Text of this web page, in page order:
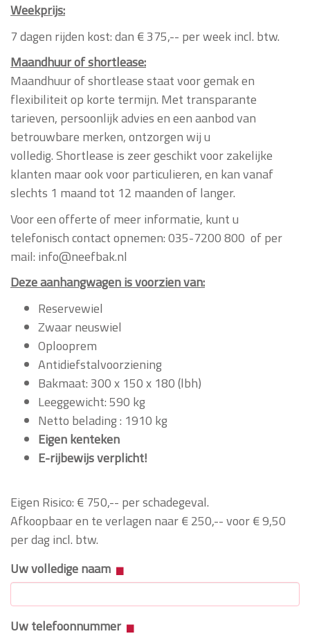
Weekprijs:
7 dagen rijden kost: dan € 375,-- per week incl. btw.
Maandhuur of shortlease:
Maandhuur of shortleasestaat voor gemak en
flexibiliteit op korte termijn. Met transparante
tarieven, persoonlijk advies en een aanbod van
betrouwbare merken, ontzorgen wij u
volledig. Shortlease is zeer geschikt voor zakelijke
klanten maar ook voor particulieren, en kan vanaf
slechts 1 maand tot 12 maanden of langer.
Voor een offerte of meer informatie, kunt u
telefonisch contact opnemen: 035-7200 800 of per
mail: info@neefbak.nl
Deze aanhangwagen is voorzien van:
Reservewiel
Zwaar neuswiel
Oplooprem
Antidiefstalvoorziening
Bakmaat: 300 x 150 x 180 (lbh)
Leeggewicht: 590 kg
Netto belading : 1910 kg
Eigen kenteken
E-rijbewijs verplicht!
Eigen Risico: € 750,-- per schadegeval.
Afkoopbaar en te verlagen naar € 250,-- voor € 9,50
per dag incl. btw.
Uw volledige naam
Uw telefoonnummer